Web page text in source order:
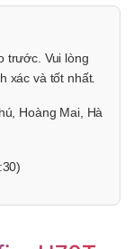
trước. Vui lòng
xác và tốt nhất.
Hoàng Mai, Hà